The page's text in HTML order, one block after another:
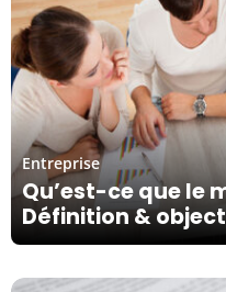
Qu’est-ce que le
Définition &
Entreprise